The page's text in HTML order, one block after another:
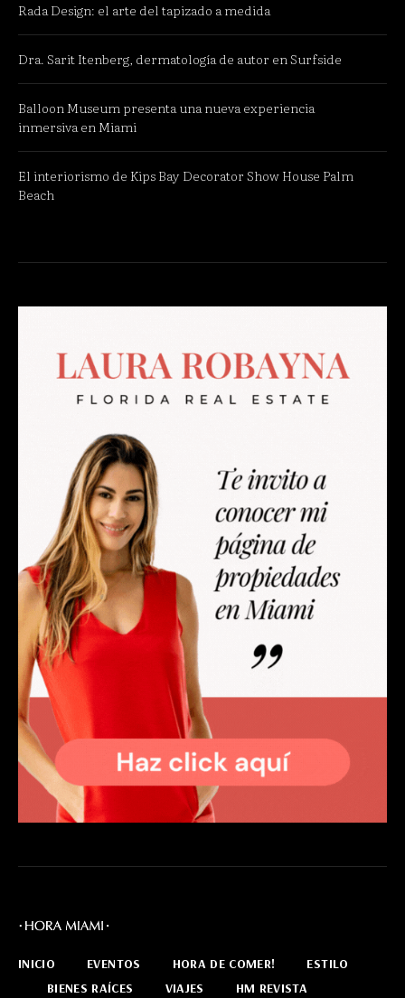
Rada Design: el arte del tapizado a medida
Dra. Sarit Itenberg, dermatología de autor en Surfside
Balloon Museum presenta una nueva experiencia
inmersiva en Miami
El interiorismo de Kips Bay Decorator Show House Palm
Beach
INICIO EVENTOS HORA DE COMER!
ESTILO
BIENES RAÍCES
VIAJES HM REVISTA